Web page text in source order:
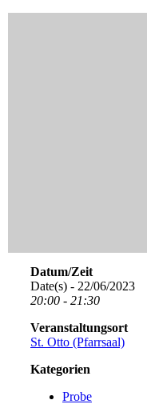
Datum/Zeit
Date(s) - 22/06/2023
20:00 - 21:30
Veranstaltungsort
St. Otto (Pfarrsaal)
Kategorien
Probe